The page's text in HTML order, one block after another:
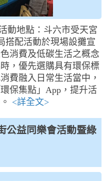
動地點：斗六市受天宮
搭配活動於現場設攤宣
消費及低碳生活之概念
，優先選購具有環保標
費融入日常生活當中，
保集點」App，提升活
<詳全文>
公益同樂會活動暨綠